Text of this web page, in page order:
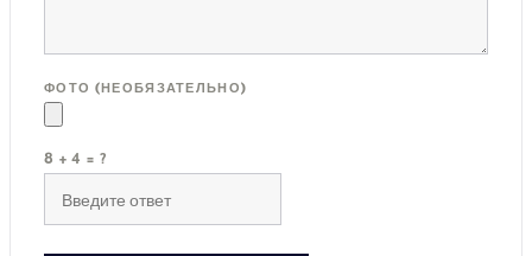
ФОТО (НЕОБЯЗАТЕЛЬНО)
8 + 4 = ?